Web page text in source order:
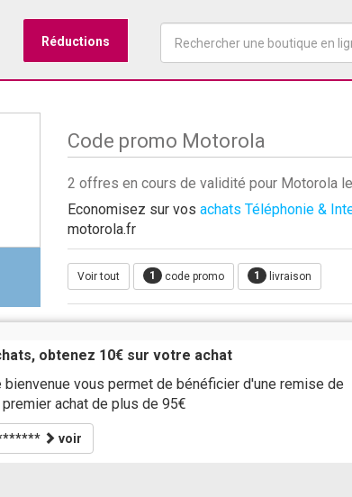
Réductions
Code promo Motorola
2 offres en cours de validité pour Motorola
Economisez sur vos achats Téléphonie &
motorola.fr
Voir tout 1 code promo 1 livraison
obtenez 10€ sur votre achat
bienvenue vous permet de bénéficier d'une remise de
achat de plus de 95€
voir